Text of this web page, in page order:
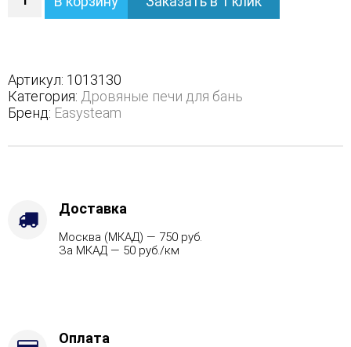
Печь
Геленджик
трехстороннем
кожухе
-
Вид
Змеевик,
Артикул: 1013130
Категория: Дровяные печи для бань
Бренд: Easysteam
Доставка
Москва (МКАД) — 750 руб.
За МКАД — 50 руб./км
Оплата